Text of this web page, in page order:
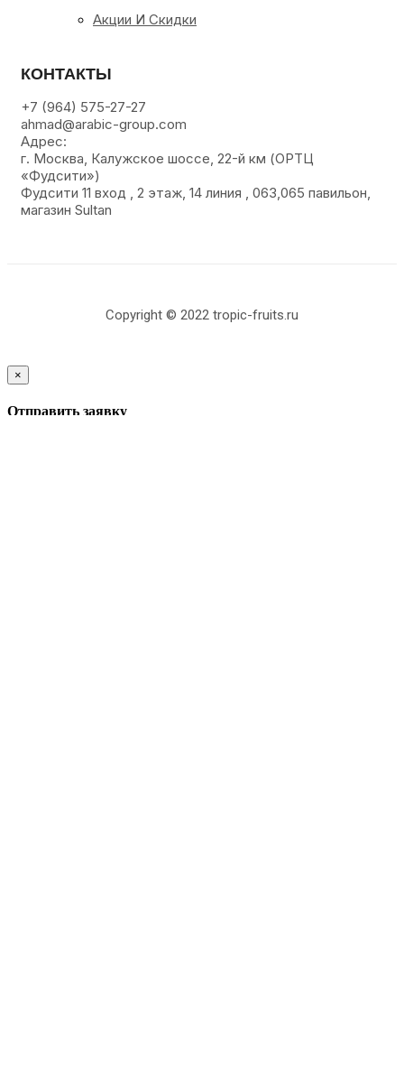
Акции И Скидки
КОНТАКТЫ
+7 (964) 575-27-27
ahmad@arabic-group.com
Адрес:
г. Москва, Калужское шоссе, 22-й км (ОРТЦ
«Фудсити»)
Фудсити 11 вход , 2 этаж, 14 линия , 063,065 павильон,
магазин Sultan
Copyright © 2022 tropic-fruits.ru
×
Отправить заявку